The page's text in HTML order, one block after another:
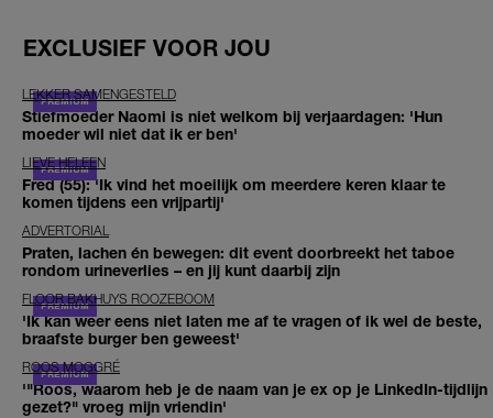
EXCLUSIEF VOOR JOU
LEKKER SAMENGESTELD
Stiefmoeder Naomi is niet welkom bij verjaardagen: 'Hun
moeder wil niet dat ik er ben'
LIEVE HELEEN
Fred (55): 'Ik vind het moeilijk om meerdere keren klaar te
komen tijdens een vrijpartij'
ADVERTORIAL
Praten, lachen én bewegen: dit event doorbreekt het taboe
rondom urineverlies – en jij kunt daarbij zijn
FLOOR BAKHUYS ROOZEBOOM
'Ik kan weer eens niet laten me af te vragen of ik wel de beste,
braafste burger ben geweest'
ROOS MOGGRÉ
'"Roos, waarom heb je de naam van je ex op je LinkedIn-tijdlijn
gezet?" vroeg mijn vriendin'